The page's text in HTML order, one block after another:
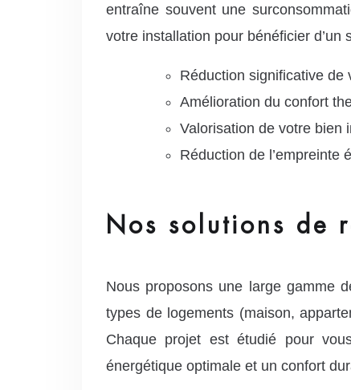
entraîne souvent une
votre installation pour bénéficier
Réduction significative de
Amélioration du confort
Valorisation de votre bien
Réduction de l’empreinte
Nos solutions de
Nous proposons une large gamme
types de logements (maison,
Chaque projet est étudié pour
énergétique optimale et un confort